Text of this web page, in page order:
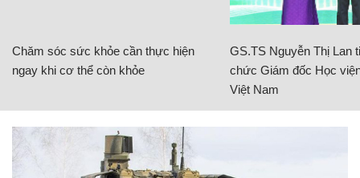
Chăm sóc sức khỏe cần thực hiện
ngay khi cơ thể còn khỏe
GS.TS Nguyễn Thị Lan
chức Giám đốc Học
Việt Nam